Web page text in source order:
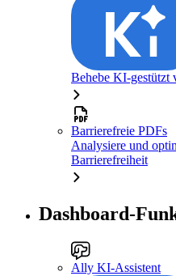
Behebe KI-gestützt
Barrierefreie PDFs
Analysiere und
Barrierefreiheit
Dashboard-
Ally KI-Assistent